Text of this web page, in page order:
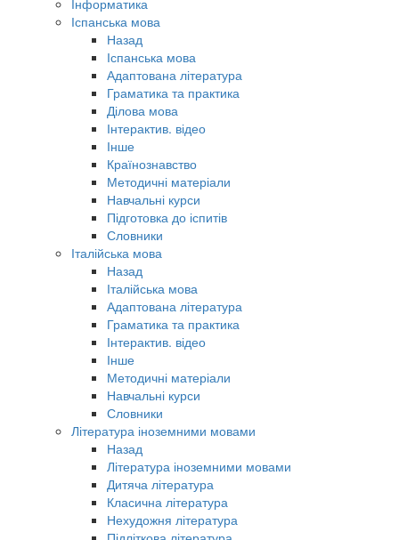
Інформатика
Іспанська мова
Назад
Іспанська мова
Адаптована література
Граматика та практика
Ділова мова
Інтерактив. відео
Інше
Країнознавство
Методичні матеріали
Навчальні курси
Підготовка до іспитів
Словники
Італійська мова
Назад
Італійська мова
Адаптована література
Граматика та практика
Інтерактив. відео
Інше
Методичні матеріали
Навчальні курси
Словники
Література іноземними мовами
Назад
Література іноземними мовами
Дитяча література
Класична література
Нехудожня література